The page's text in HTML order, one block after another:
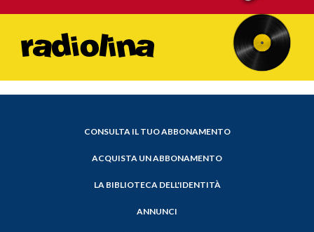
CONSULTA IL TUO ABBONAMENTO
ACQUISTA UN ABBONAMENTO
LA BIBLIOTECA DELL'IDENTITÀ
ANNUNCI